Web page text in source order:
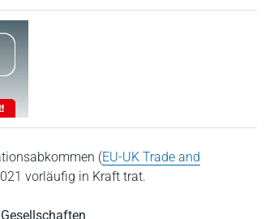
(EU-UK Trade and
vorläufig in Kraft trat.